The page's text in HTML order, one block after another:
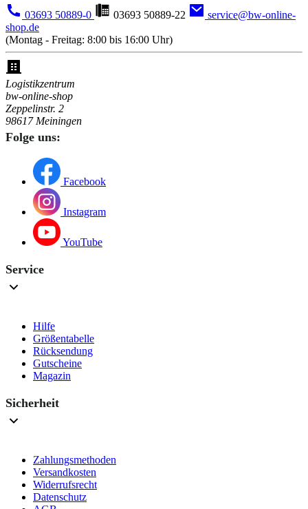
03693 50889-0 03693 50889-22
service@bw-online-
shop.de
(Montag - Freitag: 8:00 bis 16:00 Uhr)
Logistikzentrum
bw-online-shop
Zeppelinstr. 2
98617 Meiningen
Folge uns:
Facebook
Instagram
YouTube
Service
Hilfe
Größentabelle
Rücksendung
Gutscheine
Magazin
Sicherheit
Zahlungsmethoden
Versandkosten
Widerrufsrecht
Datenschutz